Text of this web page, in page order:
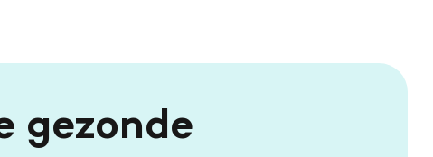
gezonde